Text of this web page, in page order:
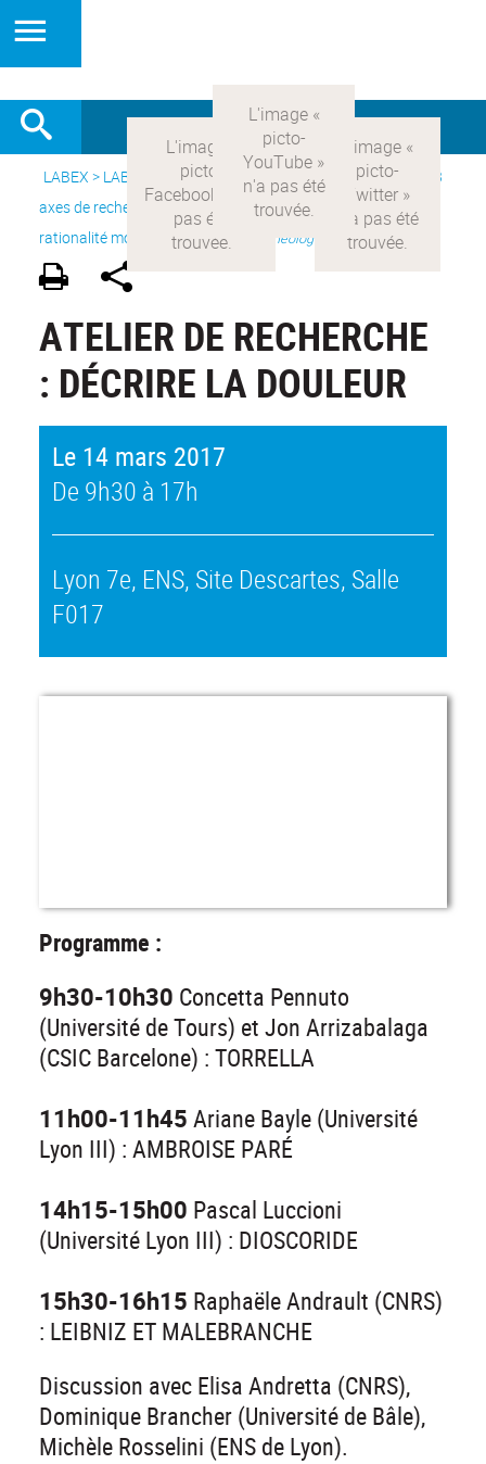
LABEX > LABEX COMOD> Version française > Recherche >
3
axes de recherche>Axe 1 : la constitution réelle de la
rationalité moderne et ses>Une archéologie de la douleur
ATELIER DE RECHERCHE
: DÉCRIRE LA DOULEUR
Le 14 mars 2017
De 9h30 à 17h
Lyon 7e, ENS, Site Descartes, Salle
F017
Programme :
9h30-10h30 Concetta Pennuto
(Université de Tours) et Jon Arrizabalaga
(CSIC Barcelone) : TORRELLA
11h00-11h45 Ariane Bayle (Université
Lyon III) : AMBROISE PARÉ
14h15-15h00 Pascal Luccioni
(Université Lyon III) : DIOSCORIDE
15h30-16h15 Raphaële Andrault (CNRS)
: LEIBNIZ ET MALEBRANCHE
Discussion avec Elisa Andretta (CNRS),
Dominique Brancher (Université de Bâle),
Michèle Rosselini (ENS de Lyon).